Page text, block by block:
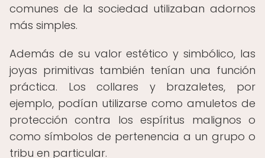
comunes de la sociedad utilizaban adornos
más simples.
Además de su valor estético y simbólico, las
joyas primitivas también tenían una función
práctica. Los collares y brazaletes, por
ejemplo, podían utilizarse como amuletos de
protección contra los espíritus malignos o
como símbolos de pertenencia a un grupo o
tribu en particular.